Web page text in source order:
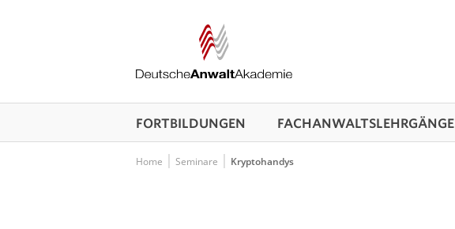
FORTBILDUNGEN FACHANWALTS­LEHRGÄNGE
Home Seminare Kryptohandys